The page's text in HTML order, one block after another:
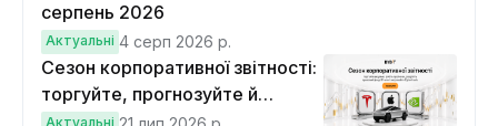
серпень 2026
Актуальні 4 серп 2026 р.
Сезон корпоративної звітності:
торгуйте, прогнозуйте й
вигравайте Cybertruck
Актуальні